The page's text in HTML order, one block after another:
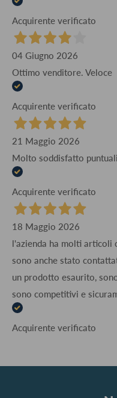
Acquirente verificato
04 Giugno 2026
Ottimo venditore. Veloce
Acquirente verificato
21 Maggio 2026
Molto soddisfatto
Acquirente verificato
18 Maggio 2026
l'azienda ha molti articoli
sono anche stato
un prodotto esaurito,
sono competitivi e
Acquirente verificato